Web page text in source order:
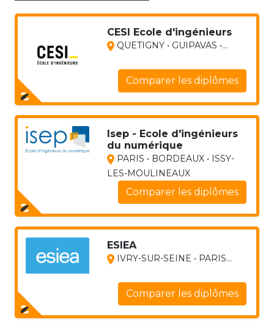
CESI Ecole d'ingénieurs
QUETIGNY • GUIPAVAS •...
Comparer les diplômes
Isep - Ecole d'ingénieurs
du numérique
PARIS • BORDEAUX • ISSY-
LES-MOULINEAUX
Comparer les diplômes
ESIEA
IVRY-SUR-SEINE • PARIS...
Comparer les diplômes